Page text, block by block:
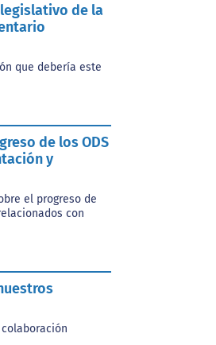
de la
que debería este
de los ODS
y
el progreso de
con